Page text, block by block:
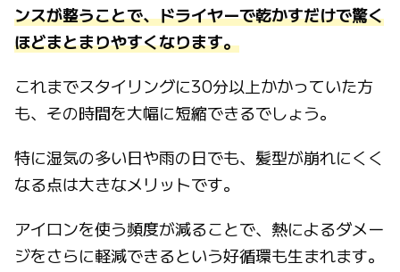
ンスが整うことで、ドライヤーで乾かすだけで驚く
ほどまとまりやすくなります。
これまでスタイリングに30分以上かかっていた方
も、その時間を大幅に短縮できるでしょう。
特に湿気の多い日や雨の日でも、髪型が崩れにくく
なる点は大きなメリットです。
アイロンを使う頻度が減ることで、熱によるダメー
ジをさらに軽減できるという好循環も生まれます。